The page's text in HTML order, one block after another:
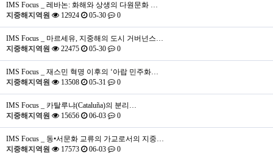
IMS Focus _ 레바논: 화해와 상생의 다원문화 …
지중해지역원
12924 05-30 0
IMS Focus _ 마르세유, 지중해의 도시 거버넌스…
지중해지역원
22475 05-30 0
IMS Focus _ 재스민 혁명 이후의 ‘아랍 민주화…
지중해지역원
13508 05-31 0
IMS Focus _ 카탈루냐(Cataluña)의 분리…
지중해지역원
15656 06-03 0
IMS Focus _ 동•서문화 교류의 가교로서의 지중…
지중해지역원
17573 06-03 0